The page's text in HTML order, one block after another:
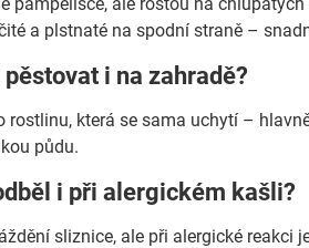
a plstnaté na spodní straně –
i na zahradě?
rostlinu, která se sama uchytí –
půdu.
i při alergickém kašli?
sliznice, ale při alergické